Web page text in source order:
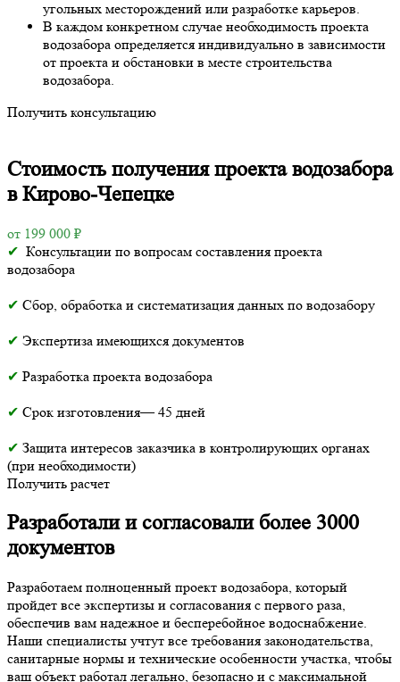
угольных месторождений или разработке карьеров.
В каждом конкретном случае необходимость проекта
водозабора определяется индивидуально в зависимости
от проекта и обстановки в месте строительства
водозабора.
Получить консультацию
Стоимость получения проекта водозабора
в Кирово-Чепецке
от 199 000 ₽
✔ Консультации по вопросам составления проекта
водозабора
✔ Сбор, обработка и систематизация данных по водозабору
✔ Экспертиза имеющихся документов
✔ Разработка проекта водозабора
✔ Срок изготовления— 45 дней
✔ Защита интересов заказчика в контролирующих органах
(при необходимости)
Получить расчет
Разработали и согласовали более 3000
документов
Разработаем полноценный проект водозабора, который
пройдет все экспертизы и согласования с первого раза,
обеспечив вам надежное и бесперебойное водоснабжение.
Наши специалисты учтут все требования законодательства,
санитарные нормы и технические особенности участка, чтобы
ваш объект работал легально, безопасно и с максимальной